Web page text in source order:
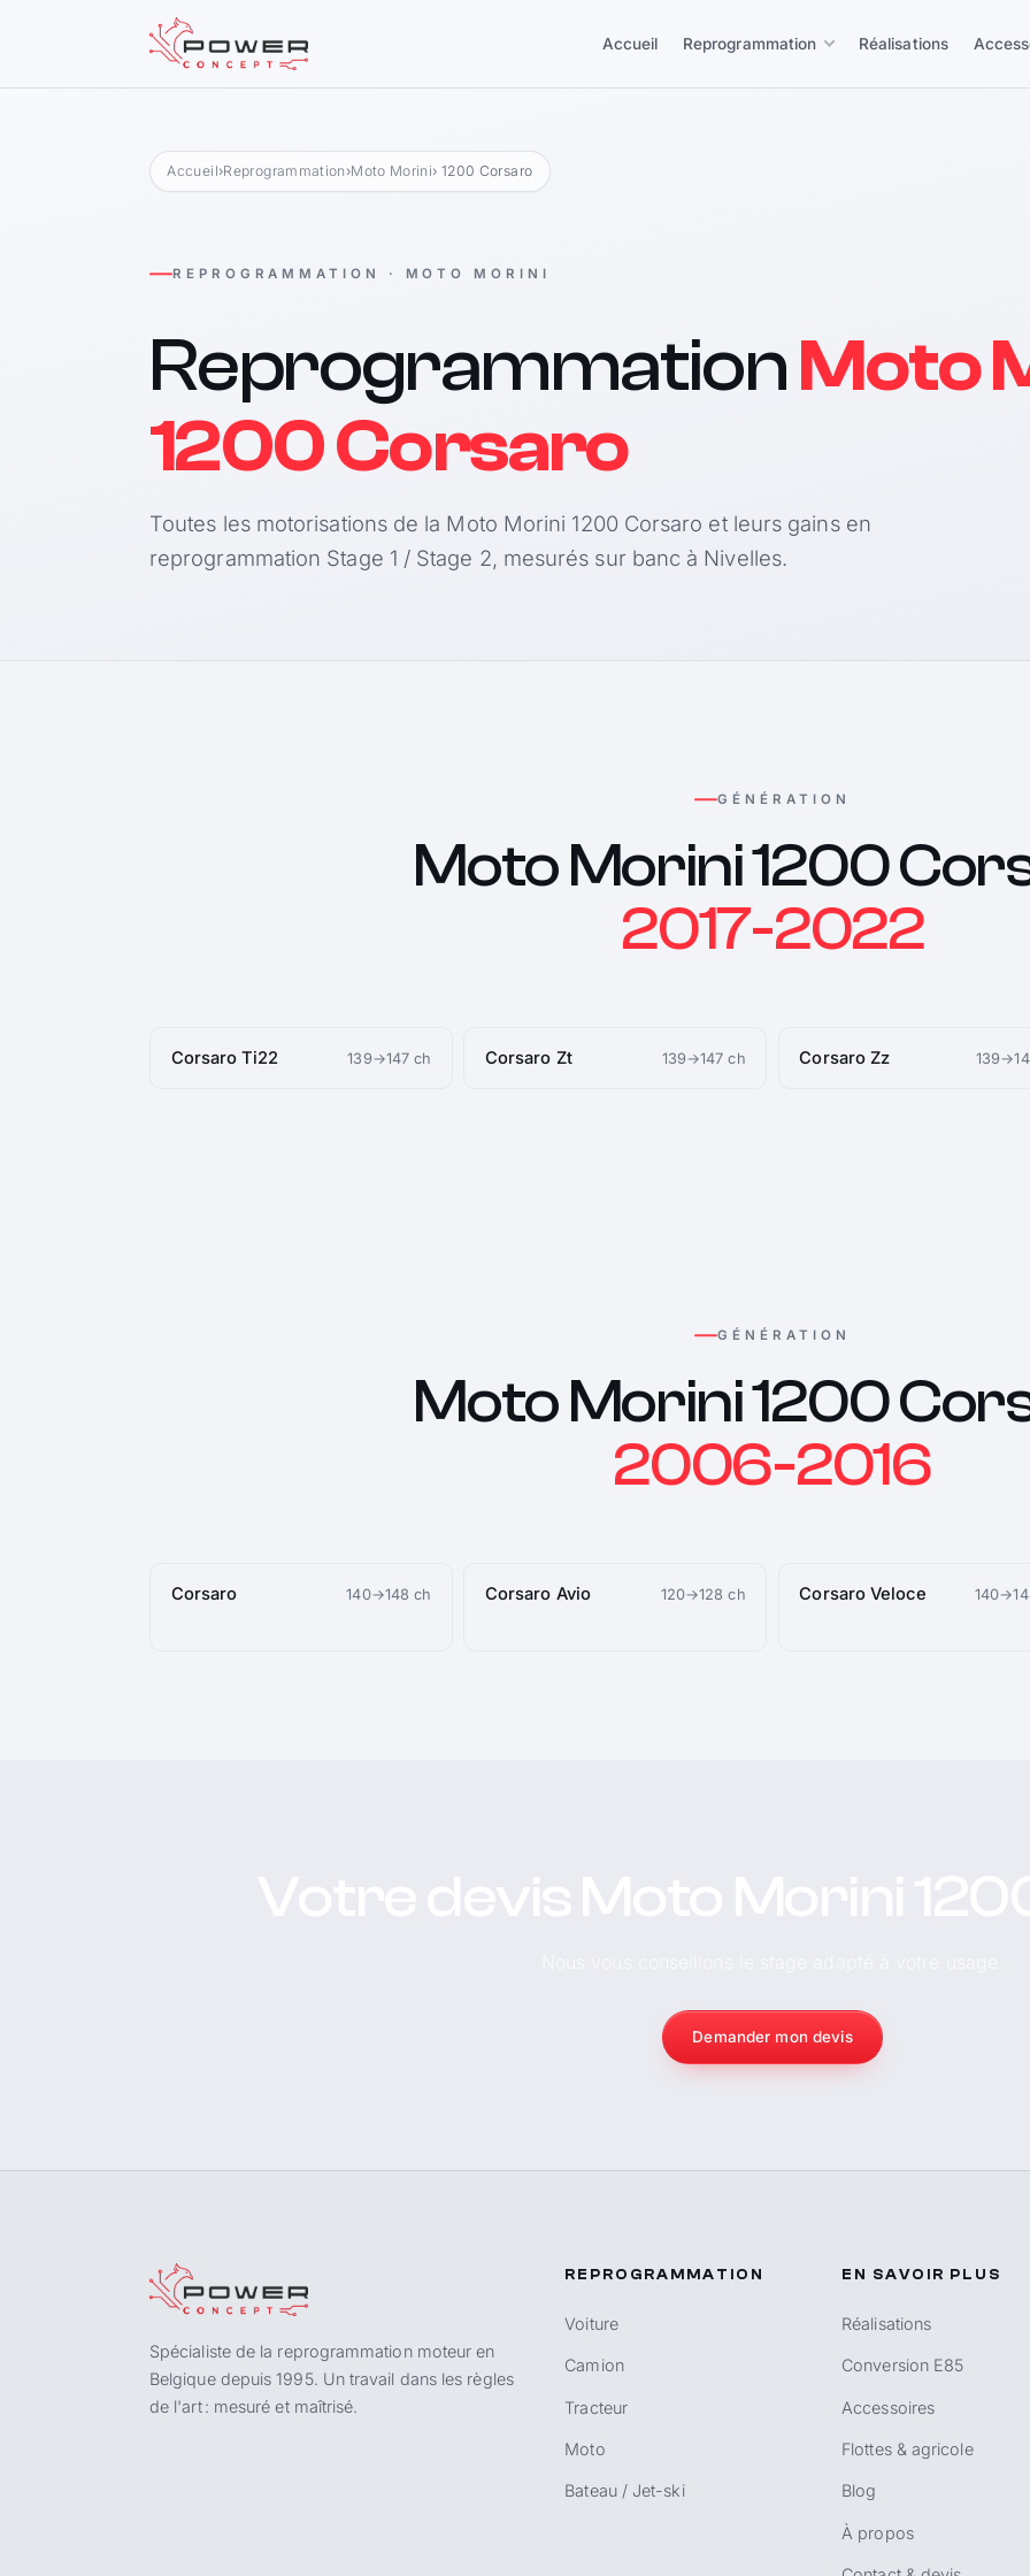
Accueil Reprogrammation Réalisations
Accueil›Reprogrammation ›Moto Morini› 1200 Corsaro
REPROGRAMMATION · MOTO MORINI
ReprogrammationMoto
1200 Corsaro
Toutes les motorisations de la Moto Morini 1200 Corsaro et leurs gains en
reprogrammation Stage 1 / Stage 2, mesurés sur banc à Nivelles.
GÉNÉRATION
Moto Morini 1200
2017-2022
Corsaro Ti22 139→147 ch Corsaro Zt 139→147 ch Corsaro Zz
GÉNÉRATION
Moto Morini 1200
2006-2016
Corsaro 140→148 ch Corsaro Avio 120→128 ch Corsaro Veloce
Demander mon devis
Spécialiste de la reprogrammation moteur en
Belgique depuis 1995. Un travail dans les règles
de l'art : mesuré et maîtrisé.
REPROGRAMMATION
Voiture
Camion
Tracteur
Moto
Bateau / Jet-ski
EN SAVOIR PLUS
Réalisations
Conversion E85
Accessoires
Flottes & agricole
Blog
À propos